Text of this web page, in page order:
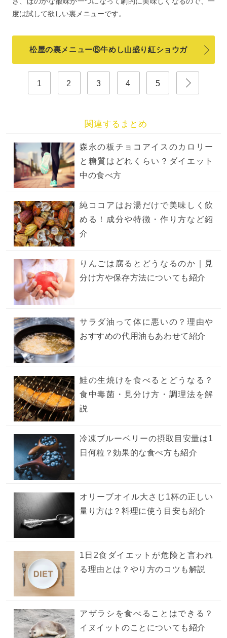
度は試して欲しい裏メニューです。
松屋の裏メニュー⑥牛めし山盛り紅ショウガ
1 2 3 4 5
関連するまとめ
森永の板チョコアイスのカロリー
と糖質はどれくらい？ダイエット
中の食べ方
純ココアはお湯だけで美味しく飲
める！成分や特徴・作り方など紹
介
りんごは腐るとどうなるのか｜見
分け方や保存方法についても紹介
サラダ油って体に悪いの？理由や
おすすめの代用油もあわせて紹介
鮭の生焼けを食べるとどうなる？
食中毒菌・見分け方・調理法を解
説
冷凍ブルーベリーの摂取目安量は1
日何粒？効果的な食べ方も紹介
オリーブオイル大さじ1杯の正しい
量り方は？料理に使う目安も紹介
1日2食ダイエットが危険と言われ
る理由とは？やり方のコツも解説
アザラシを食べることはできる？
イヌイットのことについても紹介